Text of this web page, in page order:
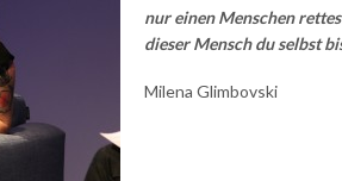
nur einen Menschen
dieser Mensch du selbst
Milena Glimbovski